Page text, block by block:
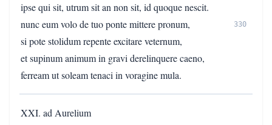
ipse qui sit, utrum sit an non sit, id quoque nescit.
nunc eum volo de tuo ponte mittere pronum,
330
si pote stolidum repente excitare veternum,
et supinum animum in gravi derelinquere caeno,
ferream ut soleam tenaci in voragine mula.
XXI. ad Aurelium